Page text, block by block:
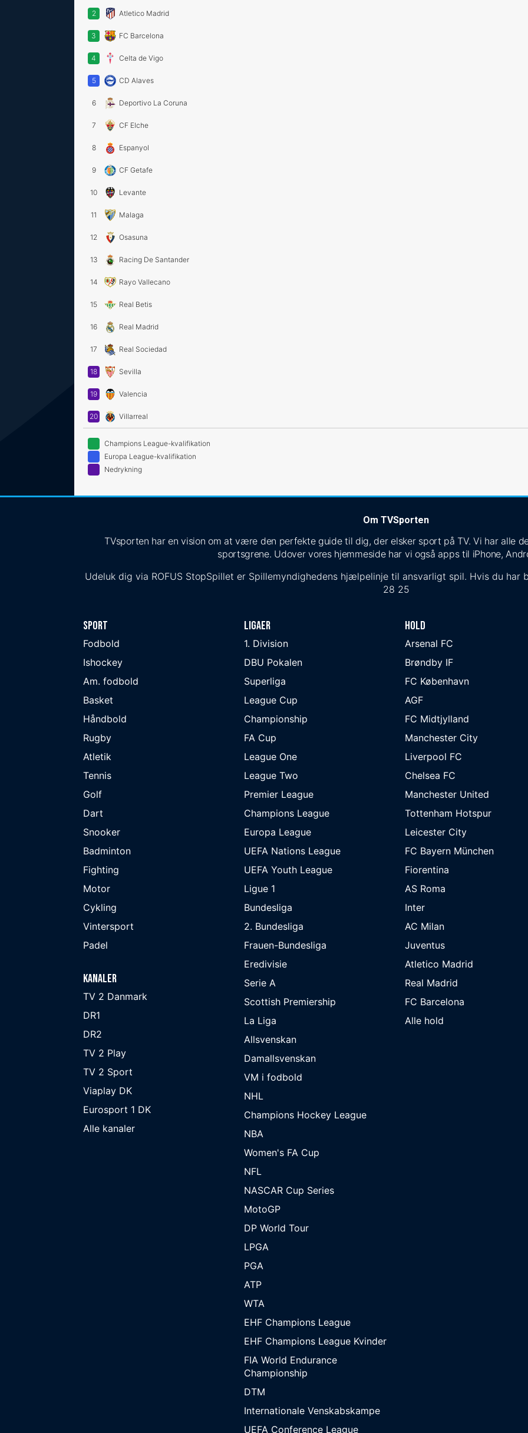
2 Atletico Madrid
3 FC Barcelona
4 Celta de Vigo
5 CD Alaves
6 Deportivo La Coruna
7 CF Elche
8 Espanyol
9 CF Getafe
10 Levante
11 Malaga
12 Osasuna
13 Racing De Santander
14 Rayo Vallecano
15 Real Betis
16 Real Madrid
17 Real Sociedad
18 Sevilla
19 Valencia
20 Villarreal
Champions League-kvalifikation
Europa League-kvalifikation
Nedrykning
Om TVSporten
TVsporten har en vision om at være den perfekte guide til dig, der elsker sport på TV. Vi har alle
sportsgrene. Udover vores hjemmeside har vi også apps til iPhone,
Udeluk dig via ROFUS StopSpillet er Spillemyndighedens hjælpelinje til ansvarligt spil. Hvis du
28 25
Sport
Fodbold
Ishockey
Am. fodbold
Basket
Håndbold
Rugby
Atletik
Tennis
Golf
Dart
Snooker
Badminton
Fighting
Motor
Cykling
Vintersport
Padel
Kanaler
TV 2 Danmark
DR1
DR2
TV 2 Play
TV 2 Sport
Viaplay DK
Eurosport 1 DK
Alle kanaler
Ligaer
1. Division
DBU Pokalen
Superliga
League Cup
Championship
FA Cup
League One
League Two
Premier League
Champions League
Europa League
UEFA Nations League
UEFA Youth League
Ligue 1
Bundesliga
2. Bundesliga
Frauen-Bundesliga
Eredivisie
Serie A
Scottish Premiership
La Liga
Allsvenskan
Damallsvenskan
VM i fodbold
NHL
Champions Hockey League
NBA
Women's FA Cup
NFL
NASCAR Cup Series
MotoGP
DP World Tour
LPGA
PGA
ATP
WTA
EHF Champions League
EHF Champions League Kvinder
FIA World Endurance
Championship
DTM
Internationale Venskabskampe
UEFA Conference League
Hold
Arsenal FC
Brøndby IF
FC København
AGF
FC Midtjylland
Manchester City
Liverpool FC
Chelsea FC
Manchester United
Tottenham Hotspur
Leicester City
FC Bayern München
Fiorentina
AS Roma
Inter
AC Milan
Juventus
Atletico Madrid
Real Madrid
FC Barcelona
Alle hold